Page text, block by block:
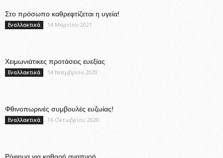
Στο πρόσωπο καθρεφτίζεται η υγεία!
Εναλλακτικά 14 Μαρτίου 2021
Χειμωνιάτικες προτάσεις ευεξίας
Εναλλακτικά 14 Νοεμβρίου 2020
Φθινοπωρινές συμβουλές ευζωίας!
Εναλλακτικά 16 Οκτωβρίου 2020